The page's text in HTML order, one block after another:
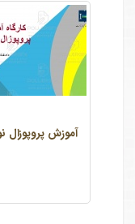
آموزش پروپوزال